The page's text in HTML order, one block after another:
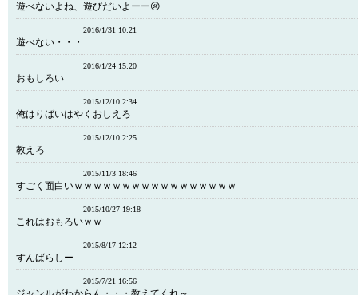
遊べないよね、遊びだいよーー😢
2016/1/31 10:21
遊べない・・・
2016/1/24 15:20
おもしろい
2015/12/10 2:34
俺はりばいはやくおしえろ
2015/12/10 2:25
教えろ
2015/11/3 18:46
すごく面白いｗｗｗｗｗｗｗｗｗｗｗｗｗｗｗｗｗ
2015/10/27 19:18
これはおもろいｗｗ
2015/8/17 12:12
すんばらしー
2015/7/21 16:56